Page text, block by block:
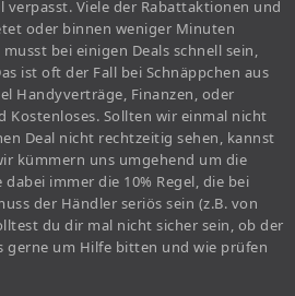
verpasst. Viele der Rabattaktionen und
oder binnen weniger Minuten
bei einigen Deals schnell sein,
ist oft der Fall bei Schnäppchen aus
Handyverträge, Finanzen, oder
Kostenloses. Sollten wir einmal nicht
Deal nicht rechtzeitig sehen, kannst
kümmern uns umgehend um die
immer die 10% Regel, die bei
der Händler seriös sein (z.B. von
du dir mal nicht sicher sein, ob der
gerne um Hilfe bitten und wie prüfen